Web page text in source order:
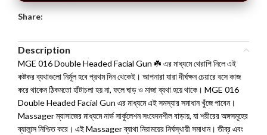
Share:
Description
MGE 016 Double Headed Facial Gun ☘️ এর মাধ্যমে থেরাপি নিলে এই
কষ্টকর ব্যথাগুলো নির্মূল হবে প্রথম দিন থেকেই। আপনারা যারা দীর্ঘক্ষন চেয়ারে বসে কাজ
করে থাকেন ঠিকমতো হাঁটাচলা হয় না, ফলে ঘাড় ও মাজা ব্যথা হয়ে থাকে। MGE 016
Double Headed Facial Gun এর মাধ্যমে এই সমস্যার সমাধান খুঁজে পাবেন।
Massager ম্যাসাজের মাধ্যমে নার্ভ সার্কুলেশন সংবেদনশীল বাড়ায়, যা শরীরের অঙ্গসমূহের
ব্যালান্স নিশ্চিত করে। এই Massager ব্যাথা নিরাময়ের নির্ঘস্থায়ী সমাধান। তীব্র এবং